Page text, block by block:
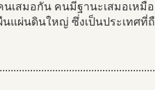
นเสมอกัน คนมีฐานะเสมอเหมื
นแผ่นดินใหญ่ ซึ่งเป็นประเทศที่